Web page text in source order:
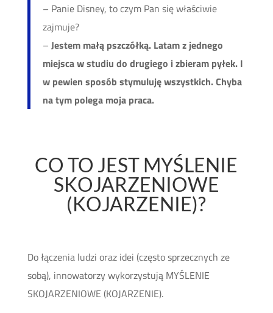
– Panie Disney, to czym Pan się właściwie
zajmuje?
– Jestem małą pszczółką. Latam z jednego
miejsca w studiu do drugiego i zbieram pyłek. I
w pewien sposób stymuluję wszystkich. Chyba
na tym polega moja praca.
CO TO JEST MYŚLENIE
SKOJARZENIOWE
(KOJARZENIE)?
Do łączenia ludzi oraz idei (często sprzecznych ze
sobą), innowatorzy wykorzystują MYŚLENIE
SKOJARZENIOWE (KOJARZENIE).